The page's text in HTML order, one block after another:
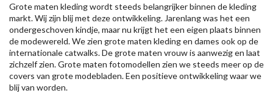
Grote maten kleding wordt steeds belangrijker binnen de kleding
markt. Wij zijn blij met deze ontwikkeling. Jarenlang was het een
ondergeschoven kindje, maar nu krijgt het een eigen plaats binnen
de modewereld. We zien grote maten kleding en dames ook op de
internationale catwalks. De grote maten vrouw is aanwezig en laat
zichzelf zien. Grote maten fotomodellen zien we steeds meer op de
covers van grote modebladen. Een positieve ontwikkeling waar we
blij van worden.